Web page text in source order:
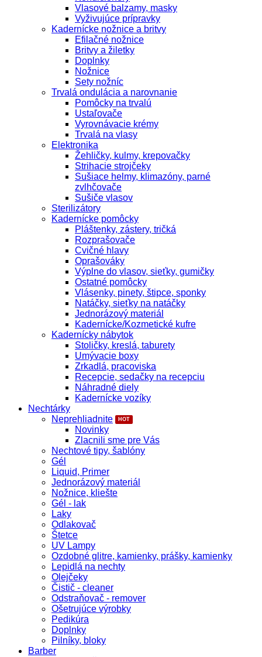
Vlasové balzamy, masky
Vyživujúce prípravky
Kadernícke nožnice a britvy
Efilačné nožnice
Britvy a žiletky
Doplnky
Nožnice
Sety nožníc
Trvalá ondulácia a narovnanie
Pomôcky na trvalú
Ustaľovače
Vyrovnávacie krémy
Trvalá na vlasy
Elektronika
Žehličky, kulmy, krepovačky
Strihacie strojčeky
Sušiace helmy, klimazóny, parné
zvlhčovače
Sušiče vlasov
Sterilizátory
Kadernícke pomôcky
Pláštenky, zástery, tričká
Rozprašovače
Cvičné hlavy
Oprašováky
Výplne do vlasov, sieťky, gumičky
Ostatné pomôcky
Vlásenky, pinety, štipce, sponky
Natáčky, sieťky na natáčky
Jednorázový materiál
Kadernícke/Kozmetické kufre
Kadernícky nábytok
Stoličky, kreslá, taburety
Umývacie boxy
Zrkadlá, pracoviska
Recepcie, sedačky na recepciu
Náhradné diely
Kadernícke vozíky
Nechtárky
Neprehliadnite
Novinky
Zlacnili sme pre Vás
Nechtové tipy, šablóny
Gél
Liquid, Primer
Jednorázový materiál
Nožnice, kliešte
Gél - lak
Laky
Odlakovač
Štetce
UV Lampy
Ozdobné glitre, kamienky, prášky, kamienky
Lepidlá na nechty
Olejčeky
Čistič - cleaner
Odstraňovač - remover
Ošetrujúce výrobky
Pedikúra
Doplnky
Pilníky, bloky
Barber